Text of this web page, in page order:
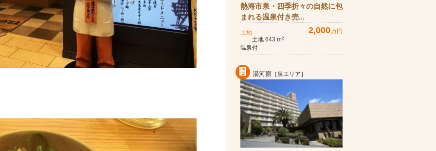
熱海市泉・四季折々の自然に包
まれる温泉付き売...
土地 2,000万円
土地 643 m2
温泉付
湯河原 ［泉エリア］